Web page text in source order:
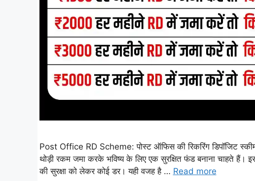
Post Office RD Scheme: पोस्ट ऑफिस की रिकरिंग डिपॉजिट
थोड़ी रकम जमा करके भविष्य के लिए एक सुरक्षित फंड बनाना चाहते हैं।
की सुरक्षा को लेकर कोई डर। यही वजह है … Read more